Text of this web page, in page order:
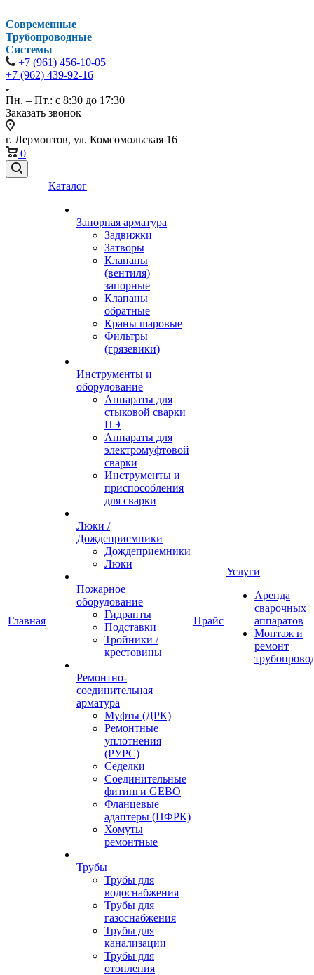
Современные
Трубопроводные
Системы
+7 (961) 456-10-05
+7 (962) 439-92-16
Пн. – Пт.: с 8:30 до 17:30
Заказать звонок
г. Лермонтов, ул. Комсомольская 16
0
Главная
Каталог
Запорная арматура
Задвижки
Затворы
Клапаны
(вентиля)
запорные
Клапаны
обратные
Краны шаровые
Фильтры
(грязевики)
Инструменты и
оборудование
Аппараты для
стыковой сварки
ПЭ
Аппараты для
электромуфтовой
сварки
Инструменты и
приспособления
для сварки
Люки /
Дождеприемники
Дождеприемники
Люки
Пожарное
оборудование
Гидранты
Подставки
Тройники /
крестовины
Ремонтно-
соединительная
арматура
Муфты (ДРК)
Ремонтные
уплотнения
(РУРС)
Седелки
Соединительные
фитинги GEBO
Фланцевые
адаптеры (ПФРК)
Хомуты
ремонтные
Трубы
Трубы для
водоснабжения
Трубы для
газоснабжения
Трубы для
канализации
Трубы для
отопления
Прайс
Услуги
Аренда
сварочных
аппаратов
Монтаж и
ремонт